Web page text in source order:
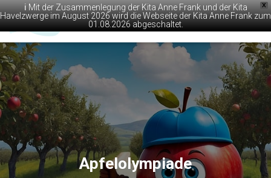
X
ℹ️ Mit der Zusammenlegung der Kita Anne Frank und der Kita
Havelzwerge im August 2026 wird die Webseite der Kita Anne Frank zum
01.08.2026 abgeschaltet.
N
A
V
I
G
A
T
O
N
U
M
Apfelolympiade